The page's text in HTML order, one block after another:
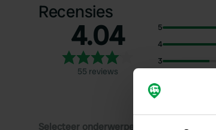
Recensies
4.04
55 reviews
5
4
3
1
Selecteer onderwerpen om recensies